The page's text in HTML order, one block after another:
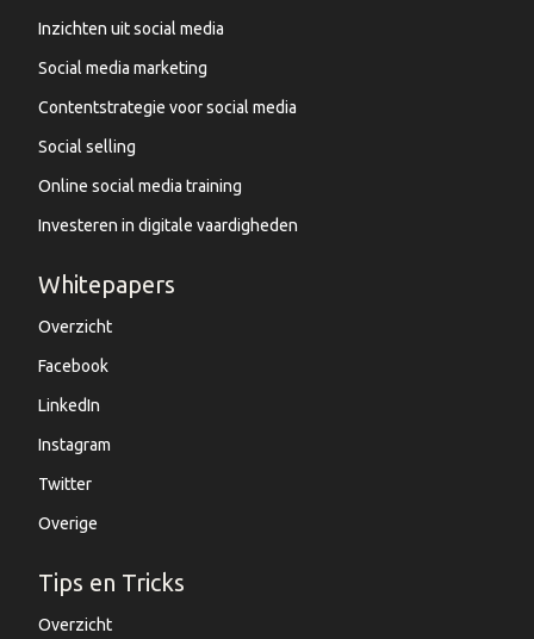
Inzichten uit social media
Social media marketing
Contentstrategie voor social media
Social selling
Online social media training
Investeren in digitale vaardigheden
Whitepapers
Overzicht
Facebook
LinkedIn
Instagram
Twitter
Overige
Tips en Tricks
Overzicht